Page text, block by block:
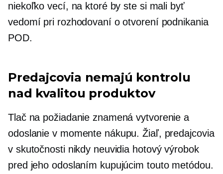
niekoľko vecí, na ktoré by ste si mali byť
vedomí pri rozhodovaní o otvorení podnikania
POD.
Predajcovia nemajú kontrolu
nad kvalitou produktov
Tlač na požiadanie znamená vytvorenie a
odoslanie v momente nákupu. Žiaľ, predajcovia
v skutočnosti nikdy neuvidia hotový výrobok
pred jeho odoslaním kupujúcim touto metódou.